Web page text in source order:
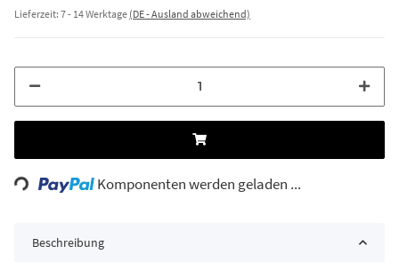
Lieferzeit: 7 - 14 Werktage (DE - Ausland abweichend)
Loading... Komponenten werden geladen ...
Beschreibung